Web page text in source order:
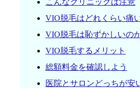
VIO脱毛はどれくらい痛
VIO脱毛は恥ずかしいの
VIO脱毛するメリット
総額料金を確認しよう
医院とサロンどっちが安